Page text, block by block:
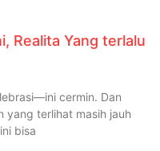
Realita Yang terlalu
cermin. Dan
yang terlihat masih jauh
bisa